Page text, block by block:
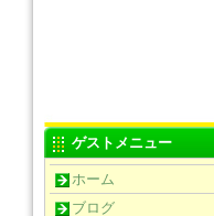
ゲストメニュー
ホーム
ブログ